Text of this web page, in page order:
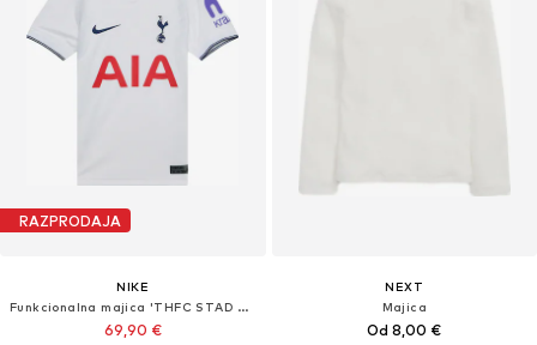
RAZPRODAJA
NIKE
Funkcionalna majica 'THFC STAD HM'
69,90 €
NEXT
Majica
Od 8,00 €